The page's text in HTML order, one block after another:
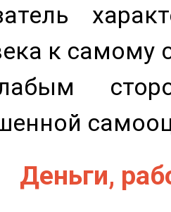
к самому
Деньги,